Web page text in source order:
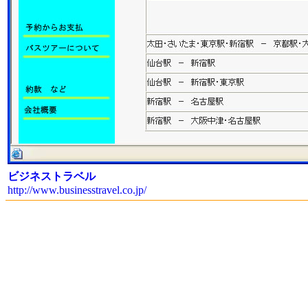
ビジネストラベル
http://www.businesstravel.co.jp/